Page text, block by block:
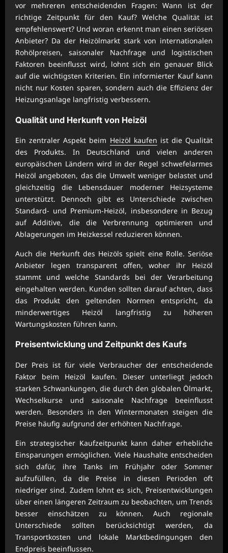
vor mehreren entscheidenden Fragen: Wann ist der
richtige Zeitpunkt für den Kauf? Welche Qualität ist
empfehlenswert? Und woran erkennt man einen seriösen
Anbieter? Da der Heizölmarkt stark von internationalen
Rohölpreisen, saisonaler Nachfrage und logistischen
Faktoren beeinflusst wird, lohnt sich ein genauer Blick
auf die wichtigsten Kriterien. Ein informierter Kauf kann
nicht nur Kosten sparen, sondern auch die Effizienz der
Heizungsanlage langfristig verbessern.
Qualität und Herkunft von Heizöl
Ein zentraler Aspekt beim Heizöl kaufen ist die Qualität
des Produkts. In Deutschland und vielen anderen
europäischen Ländern wird in der Regel schwefelarmes
Heizöl angeboten, das die Umwelt weniger belastet und
gleichzeitig die Lebensdauer moderner Heizsysteme
unterstützt. Dennoch gibt es Unterschiede zwischen
Standard- und Premium-Heizöl, insbesondere in Bezug
auf Additive, die die Verbrennung optimieren und
Ablagerungen im Heizkessel reduzieren können.
Auch die Herkunft des Heizöls spielt eine Rolle. Seriöse
Anbieter legen transparent offen, woher ihr Heizöl
stammt und welche Standards bei der Verarbeitung
eingehalten werden. Kunden sollten darauf achten, dass
das Produkt den geltenden Normen entspricht, da
minderwertiges Heizöl langfristig zu höheren
Wartungskosten führen kann.
Preisentwicklung und Zeitpunkt des Kaufs
Der Preis ist für viele Verbraucher der entscheidende
Faktor beim Heizöl kaufen. Dieser unterliegt jedoch
starken Schwankungen, die durch den globalen Ölmarkt,
Wechselkurse und saisonale Nachfrage beeinflusst
werden. Besonders in den Wintermonaten steigen die
Preise häufig aufgrund der erhöhten Nachfrage.
Ein strategischer Kaufzeitpunkt kann daher erhebliche
Einsparungen ermöglichen. Viele Haushalte entscheiden
sich dafür, ihre Tanks im Frühjahr oder Sommer
aufzufüllen, da die Preise in diesen Perioden oft
niedriger sind. Zudem lohnt es sich, Preisentwicklungen
über einen längeren Zeitraum zu beobachten, um Trends
besser einschätzen zu können. Auch regionale
Unterschiede sollten berücksichtigt werden, da
Transportkosten und lokale Marktbedingungen den
Endpreis beeinflussen.